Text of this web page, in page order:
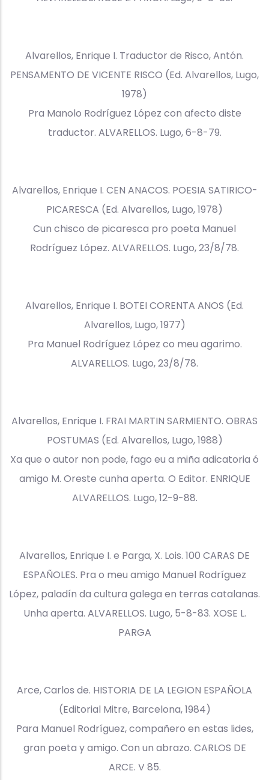
Alvarellos, Enrique I. Traductor de Risco, Antón.
PENSAMENTO DE VICENTE RISCO (Ed. Alvarellos, Lugo,
1978)
Pra Manolo Rodríguez López con afecto diste
traductor. ALVARELLOS. Lugo, 6-8-79.
Alvarellos, Enrique I. CEN ANACOS. POESIA SATIRICO-
PICARESCA (Ed. Alvarellos, Lugo, 1978)
Cun chisco de picaresca pro poeta Manuel
Rodríguez López. ALVARELLOS. Lugo, 23/8/78.
Alvarellos, Enrique I. BOTEI CORENTA ANOS (Ed.
Alvarellos, Lugo, 1977)
Pra Manuel Rodríguez López co meu agarimo.
ALVARELLOS. Lugo, 23/8/78.
Alvarellos, Enrique I. FRAI MARTIN SARMIENTO. OBRAS
POSTUMAS (Ed. Alvarellos, Lugo, 1988)
Xa que o autor non pode, fago eu a miña adicatoria ó
amigo M. Oreste cunha aperta. O Editor. ENRIQUE
ALVARELLOS. Lugo, 12-9-88.
Alvarellos, Enrique I. e Parga, X. Lois. 100 CARAS DE
ESPAÑOLES. Pra o meu amigo Manuel Rodríguez
López, paladín da cultura galega en terras catalanas.
Unha aperta. ALVARELLOS. Lugo, 5-8-83. XOSE L.
PARGA
Arce, Carlos de. HISTORIA DE LA LEGION ESPAÑOLA
(Editorial Mitre, Barcelona, 1984)
Para Manuel Rodríguez, compañero en estas lides,
gran poeta y amigo. Con un abrazo. CARLOS DE
ARCE. V 85.